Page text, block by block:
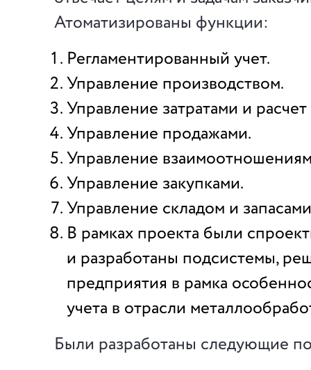
Атоматизированы функции:
Регламентированный учет.
Управление производством.
Управление затратами и
Управление продажами.
Управление
Управление закупками.
Управление складом и
В рамках проекта были
и разработаны подсистемы,
предприятия в рамка
учета в отрасли
Были разработаны следующие